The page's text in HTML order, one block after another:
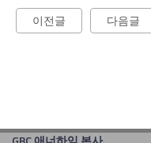
다음글
이전글